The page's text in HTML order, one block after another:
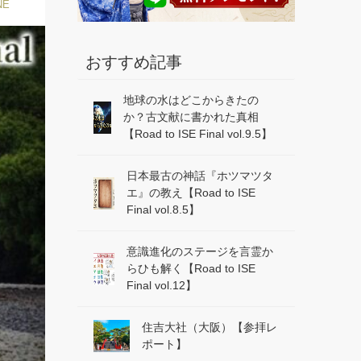
おすすめ記事
地球の水はどこからきたの
か？古文献に書かれた真相
【Road to ISE Final vol.9.5】
日本最古の神話『ホツマツタ
エ』の教え【Road to ISE
Final vol.8.5】
意識進化のステージを言霊か
らひも解く【Road to ISE
Final vol.12】
住吉大社（大阪）【参拝レ
ポート】